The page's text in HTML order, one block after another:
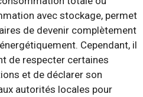
avec stockage, permet
de devenir complètement
Cependant, il
de respecter certaines
et de déclarer son
autorités locales pour